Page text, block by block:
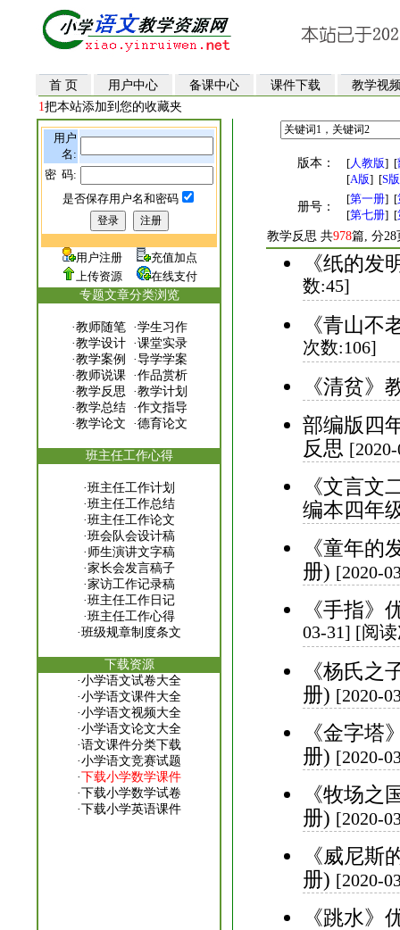
首 页 用户中心 备课中心 课件下载
教学视
1把本站添加到您的收藏夹
用户
名:
密 码:
是否保存用户名和密码
用户注册
充值加点
上传资源
在线支付
专题文章分类浏览
·教师随笔·学生习作
·教学设计·课堂实录
·教学案例 ·导学学案
·教师说课·作品赏析
·教学反思 ·教学计划
·教学总结·作文指导
·教学论文 ·德育论文
班主任工作心得
·班主任工作计划
·班主任工作总结
·班主任工作论文
·班会队会设计稿
· 师生演讲文字稿
·家长会发言稿子
·家访工作记录稿
·班主任工作日记
·班主任工作心得
·班级规章制度条文
下载资源
·小学语文试卷大全
·小学语文课件大全
·小学语文视频大全
·小学语文论文大全
·语文课件分类下载
·小学语文竞赛试题
·下载小学数学课件
·下载小学数学试卷
·下载小学英语课件
版本： [人教版] [
[A版] [S版
册号：
[第一册] [
[第七册] [
教学反思 共978篇, 分
《纸的发
数:45]
《青山不
次数:106]
《清贫》
部编版四
反思
《文言
编本四年
《童年
册) [2020-
《手指》
03-31] [阅
《杨氏之
册) [2020-
《金字塔
册) [2020-
《牧场之
册) [2020-
《威尼
册) [2020-
《跳水》